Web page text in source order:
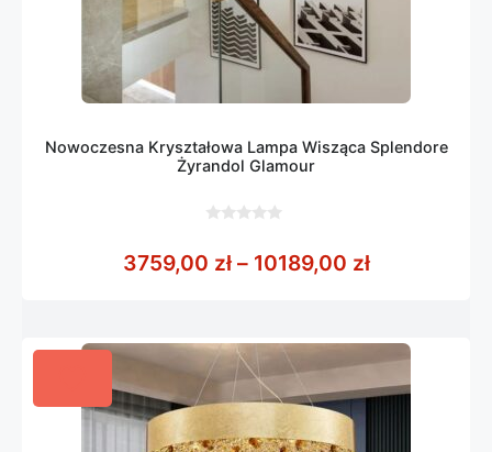
Nowoczesna Kryształowa Lampa Wisząca Splendore
Żyrandol Glamour
5
3759,00 zł – 10189,00 złZakres cen: